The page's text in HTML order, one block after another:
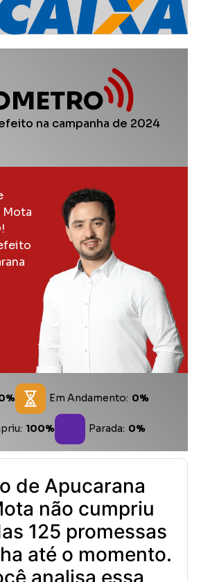
na campanha de 2024
Em Andamento: 0%
100% Parada: 0%
de Apucarana
não cumpriu
125 promessas
até o momento.
analisa essa